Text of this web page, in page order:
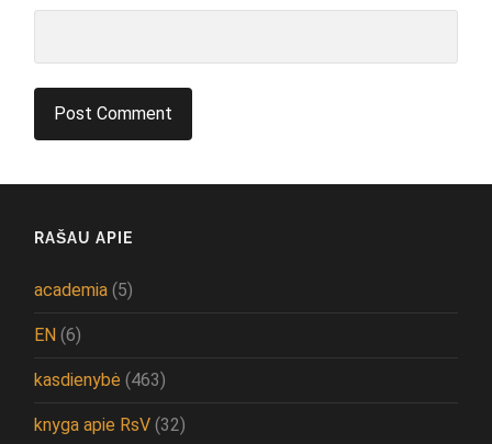
RAŠAU APIE
academia (5)
EN (6)
kasdienybė (463)
knyga apie RsV (32)